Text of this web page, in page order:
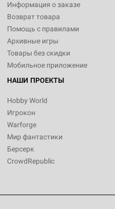
Информация о заказе
Возврат товара
Помощь с правилами
Архивные игры
Товары без скидки
Мобильное приложение
НАШИ ПРОЕКТЫ
Hobby World
Игрокон
Warforge
Мир фантастики
Берсерк
CrowdRepublic